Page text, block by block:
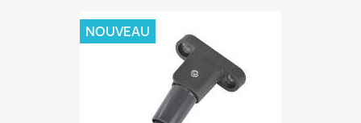
NOUVEAU